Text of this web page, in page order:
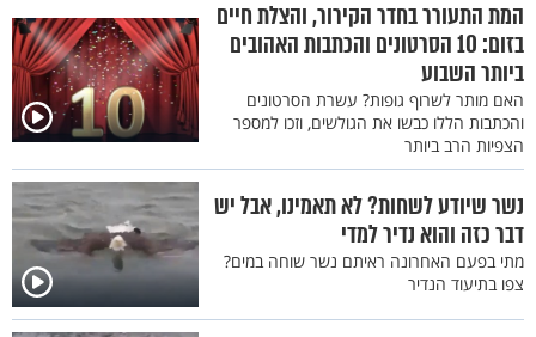
המת התעורר בחדר הקירור, והצלת חיים
בזום: 10 הסרטונים והכתבות האהובים
ביותר השבוע
האם מותר לשרוף גופות? עשרת הסרטונים
והכתבות הללו כבשו את הגולשים, וזכו למספר
הצפיות הרב ביותר
נשר שיודע לשחות? לא תאמינו, אבל יש
דבר כזה והוא נדיר למדי
מתי בפעם האחרונה ראיתם נשר שוחה במים?
צפו בתיעוד הנדיר